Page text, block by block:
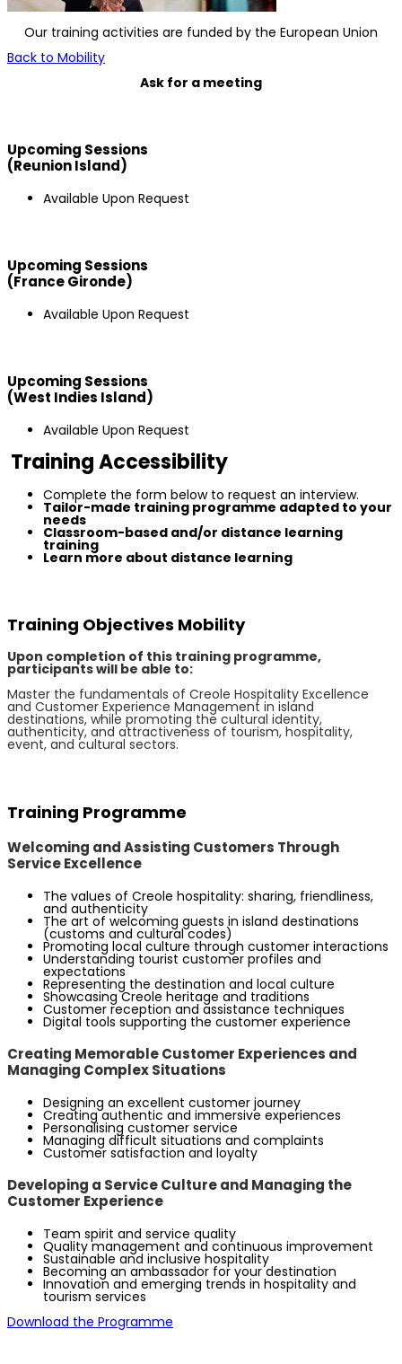
Our training activities are funded by the European Union
Back to Mobility
Ask for a meeting
Upcoming Sessions
(Reunion Island)
Available Upon Request
Upcoming Sessions
(France Gironde)
Available Upon Request
Upcoming Sessions
(West Indies Island)
Available Upon Request
Training Accessibility
Complete the form below to request an interview.
Tailor-made training programme adapted to your
needs
Classroom-based and/or distance learning
training
Learn more about distance learning
Training Objectives Mobility
Upon completion of this training programme,
participants will be able to:
Master the fundamentals of Creole Hospitality Excellence
and Customer Experience Management in island
destinations, while promoting the cultural identity,
authenticity, and attractiveness of tourism, hospitality,
event, and cultural sectors.
Training Programme
Welcoming and Assisting Customers Through
Service Excellence
The values of Creole hospitality: sharing, friendliness,
and authenticity
The art of welcoming guests in island destinations
(customs and cultural codes)
Promoting local culture through customer interactions
Understanding tourist customer profiles and
expectations
Representing the destination and local culture
Showcasing Creole heritage and traditions
Customer reception and assistance techniques
Digital tools supporting the customer experience
Creating Memorable Customer Experiences and
Managing Complex Situations
Designing an excellent customer journey
Creating authentic and immersive experiences
Personalising customer service
Managing difficult situations and complaints
Customer satisfaction and loyalty
Developing a Service Culture and Managing the
Customer Experience
Team spirit and service quality
Quality management and continuous improvement
Sustainable and inclusive hospitality
Becoming an ambassador for your destination
Innovation and emerging trends in hospitality and
tourism services
Download the Programme